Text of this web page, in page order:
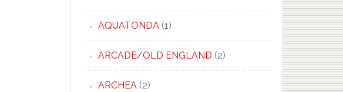
AQUATONDA(1)
ARCADE/OLD ENGLAND(2)
ARCHEA(2)